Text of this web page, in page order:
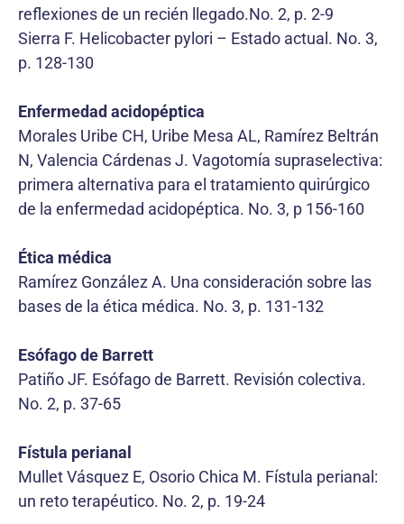
reflexiones de un recién llegado.No. 2, p. 2-9
Sierra F. Helicobacter pylori – Estado actual. No. 3,
p. 128-130
Enfermedad acidopéptica
Morales Uribe CH, Uribe Mesa AL, Ramírez Beltrán
N, Valencia Cárdenas J. Vagotomía supraselectiva:
primera alternativa para el tratamiento quirúrgico
de la enfermedad acidopéptica. No. 3, p 156-160
Ética médica
Ramírez González A. Una consideración sobre las
bases de la ética médica. No. 3, p. 131-132
Esófago de Barrett
Patiño JF. Esófago de Barrett. Revisión colectiva.
No. 2, p. 37-65
Fístula perianal
Mullet Vásquez E, Osorio Chica M. Fístula perianal:
un reto terapéutico. No. 2, p. 19-24